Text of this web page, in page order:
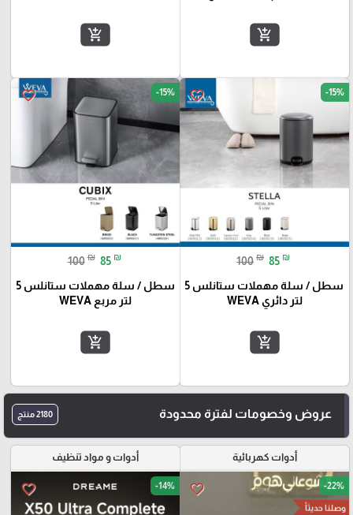
add_shopping_cart
add_shopping_cart
favorite_border -15%
100 ₪ 85 ₪
سطل / سلة مهملات ستانلس 5
لتر دائري WEVA
add_shopping_cart
favorite_border -15%
100 ₪ 85 ₪
سطل / سلة مهملات ستانلس 5
لتر مربع WEVA
add_shopping_cart
عروض وخصومات لفترة محدودة 2180 منتج
أدوات كهربائية
favorite_border -22%
وصلنا حديثاً
أدوات و مواد تنظيف
favorite_border -14%